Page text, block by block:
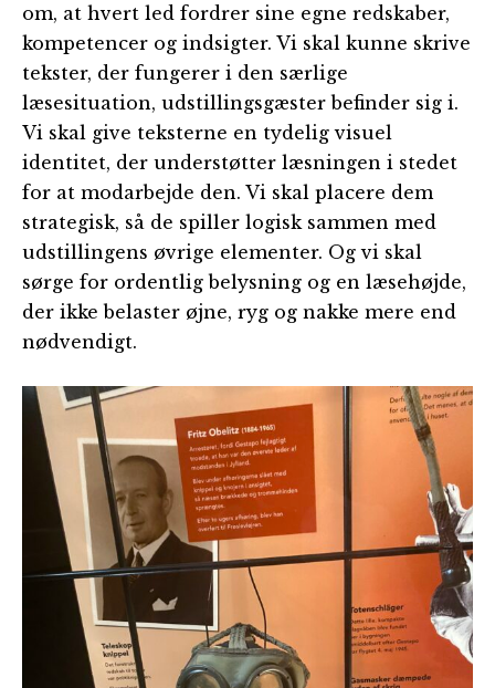
om, at hvert led fordrer sine egne redskaber,
kompetencer og indsigter. Vi skal kunne skrive
tekster, der fungerer i den særlige
læsesituation, udstillingsgæster befinder sig i.
Vi skal give teksterne en tydelig visuel
identitet, der understøtter læsningen i stedet
for at modarbejde den. Vi skal placere dem
strategisk, så de spiller logisk sammen med
udstillingens øvrige elementer. Og vi skal
sørge for ordentlig belysning og en læsehøjde,
der ikke belaster øjne, ryg og nakke mere end
nødvendigt.